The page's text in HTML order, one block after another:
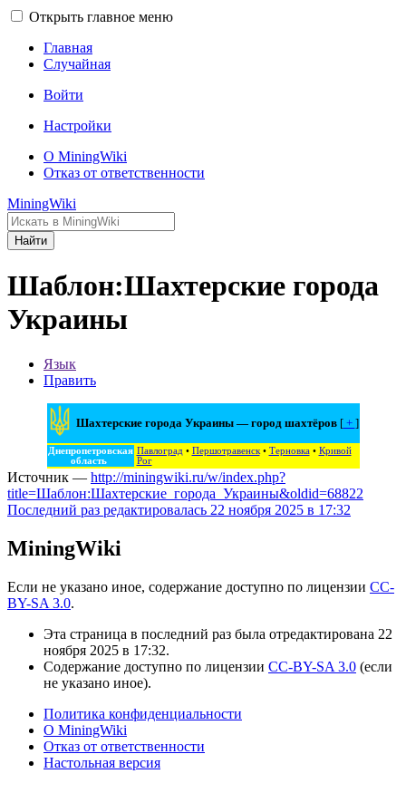
Открыть главное меню
Главная
Случайная
Войти
Настройки
О MiningWiki
Отказ от ответственности
MiningWiki
Найти
Шаблон:Шахтерские города
Украины
Язык
Править
[+ ]
Шахтерские города Украины — город шахтёров
Днепропетровская
область
Павлоград • Першотравенск• Терновка• Кривой
Рог
Источник — http://miningwiki.ru/w/index.php?
title=Шаблон:Шахтерские_города_Украины&oldid=68822
Последний раз редактировалась 22 ноября 2025 в 17:32
MiningWiki
Если не указано иное, содержание доступно по лицензии CC-
BY-SA 3.0.
Эта страница в последний раз была отредактирована 22
ноября 2025 в 17:32.
Содержание доступно по лицензии CC-BY-SA 3.0 (если
не указано иное).
Политика конфиденциальности
О MiningWiki
Отказ от ответственности
Настольная версия